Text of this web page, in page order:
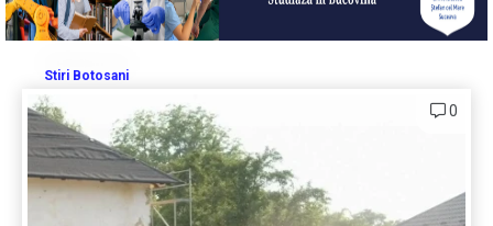
Stiri Botosani
0